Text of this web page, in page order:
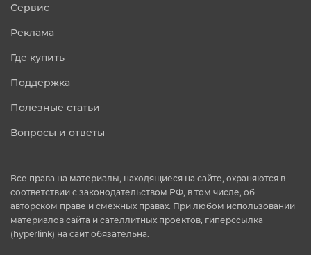
Сервис
Реклама
Где купить
Поддержка
Полезные статьи
Вопросы и ответы
Все права на материалы, находящиеся на сайте, охраняются в
соответствии с законодательством РФ, в том числе, об
авторском праве и смежных правах. При любом использовании
материалов сайта и сателлитных проектов, гиперссылка
(hyperlink) на сайт обязательна.